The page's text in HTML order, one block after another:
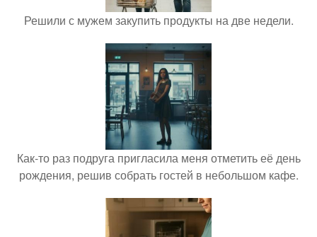
Решили с мужем закупить продукты на две недели.
Как-то раз подруга пригласила меня отметить её день
рождения, решив собрать гостей в небольшом кафе.